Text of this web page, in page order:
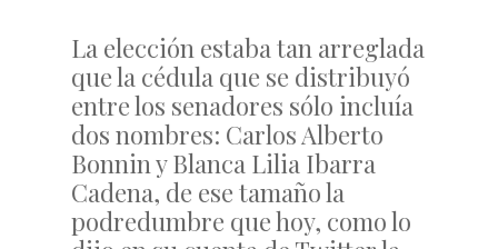
La elección estaba tan arreglada
que la cédula que se distribuyó
entre los senadores sólo incluía
dos nombres: Carlos Alberto
Bonnin y Blanca Lilia Ibarra
Cadena, de ese tamaño la
podredumbre que hoy, como lo